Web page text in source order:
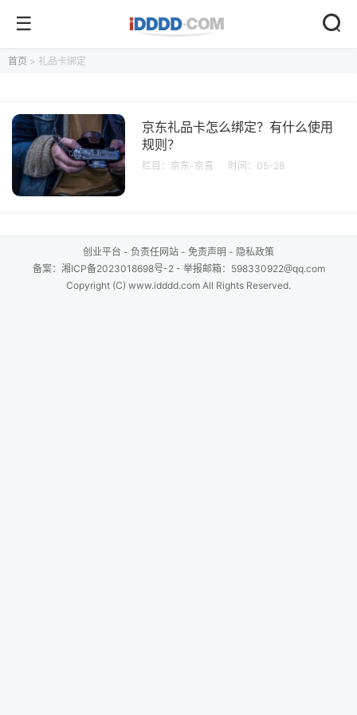
首页 > 礼品卡绑定
京东礼品卡怎么绑定？有什么使用
规则？
栏目： 京东-京喜 时间：05-28
创业平台 - 负责任网站 - 免责声明 - 隐私政策
备案： 湘ICP备2023018698号-2- 举报邮箱：598330922@qq.com
Copyright (C) www.idddd.com All Rights Reserved.